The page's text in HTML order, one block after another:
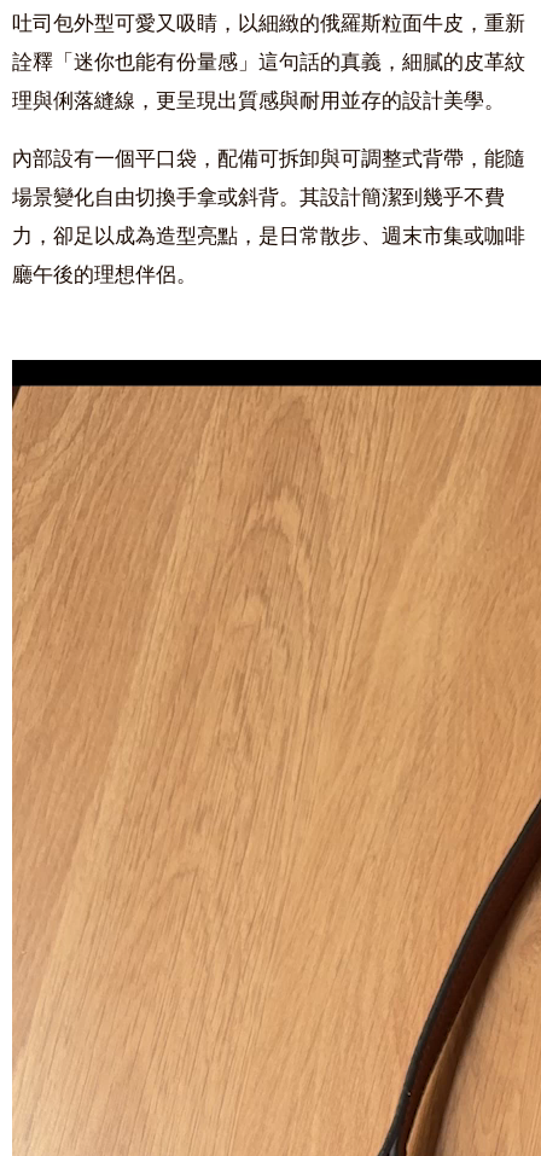
吐司包外型可愛又吸睛，以細緻的俄羅斯粒面牛皮，重新
詮釋「迷你也能有份量感」這句話的真義，細膩的皮革紋
理與俐落縫線，更呈現出質感與耐用並存的設計美學。
內部設有一個平口袋，配備可拆卸與可調整式背帶，能隨
場景變化自由切換手拿或斜背。其設計簡潔到幾乎不費
力，卻足以成為造型亮點，是日常散步、週末市集或咖啡
廳午後的理想伴侶。